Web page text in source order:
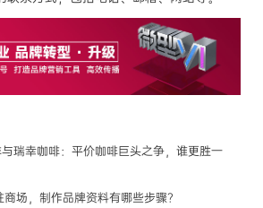
瑞幸咖啡：平价咖啡巨头之争，谁更胜一
场，制作品牌资料有哪些步骤？